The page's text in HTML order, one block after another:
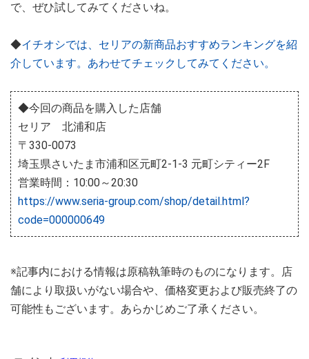
で、ぜひ試してみてくださいね。
◆イチオシでは、セリアの新商品おすすめランキングを紹
介しています。あわせてチェックしてみてください。
◆今回の商品を購入した店舗
セリア 北浦和店
〒330-0073
埼玉県さいたま市浦和区元町2-1-3 元町シティー2F
営業時間：10:00～20:30
https://www.seria-group.com/shop/detail.html?
code=000000649
※記事内における情報は原稿執筆時のものになります。店
舗により取扱いがない場合や、価格変更および販売終了の
可能性もございます。あらかじめご了承ください。